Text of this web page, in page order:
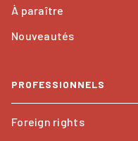
À paraître
Nouveautés
PROFESSIONNELS
Foreign rights